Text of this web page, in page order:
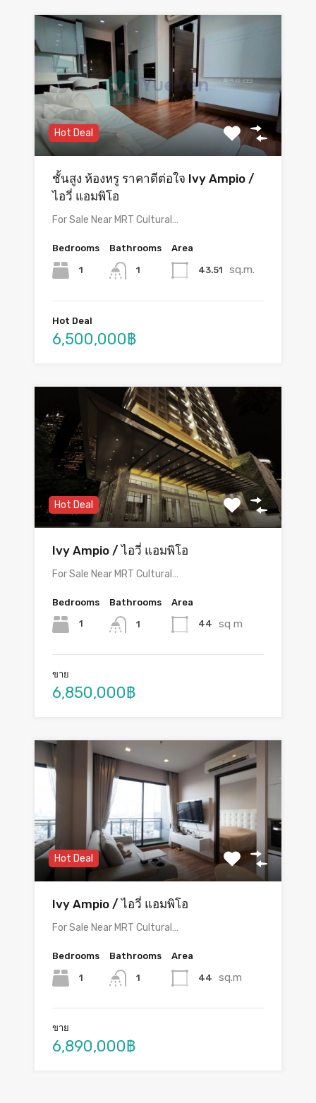
Hot Deal
ชั้นสูง ห้องหรู ราคาดีต่อใจ Ivy Ampio /
ไอวี่ แอมพิโอ
For Sale Near MRT Cultural…
Bedrooms
1
Bathrooms
1
Area
43.51 sq.m.
Hot Deal
6,500,000฿
Hot Deal
Ivy Ampio / ไอวี่ แอมพิโอ
For Sale Near MRT Cultural…
Bedrooms
1
Bathrooms
1
Area
44 sq m
ขาย
6,850,000฿
Hot Deal
Ivy Ampio / ไอวี่ แอมพิโอ
For Sale Near MRT Cultural…
Bedrooms
1
Bathrooms
1
Area
44 sq.m
ขาย
6,890,000฿